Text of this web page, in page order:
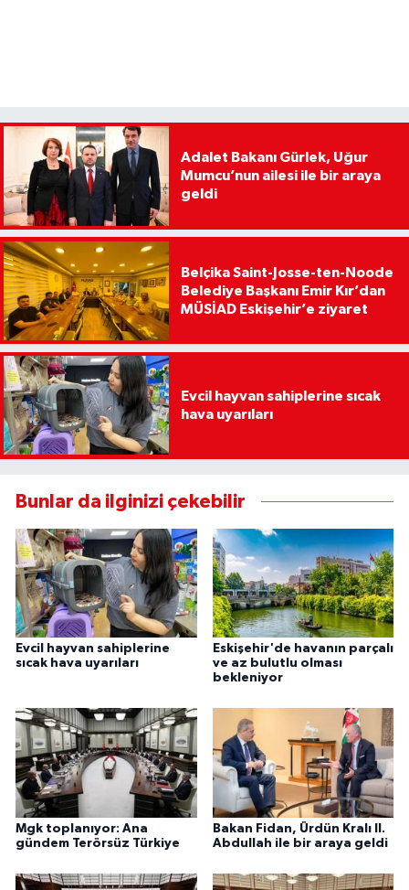
Adalet Bakanı Gürlek, Uğur
Mumcu’nun ailesi ile bir araya
geldi
Belçika Saint-Josse-ten-Noode
Belediye Başkanı Emir Kır’dan
MÜSİAD Eskişehir’e ziyaret
Evcil hayvan sahiplerine sıcak
hava uyarıları
Bunlar da ilginizi çekebilir
Evcil hayvan sahiplerine
sıcak hava uyarıları
Eskişehir'de havanın parçalı
ve az bulutlu olması
bekleniyor
Mgk toplanıyor: Ana
gündem Terörsüz Türkiye
Bakan Fidan, Ürdün Kralı II.
Abdullah ile bir araya geldi